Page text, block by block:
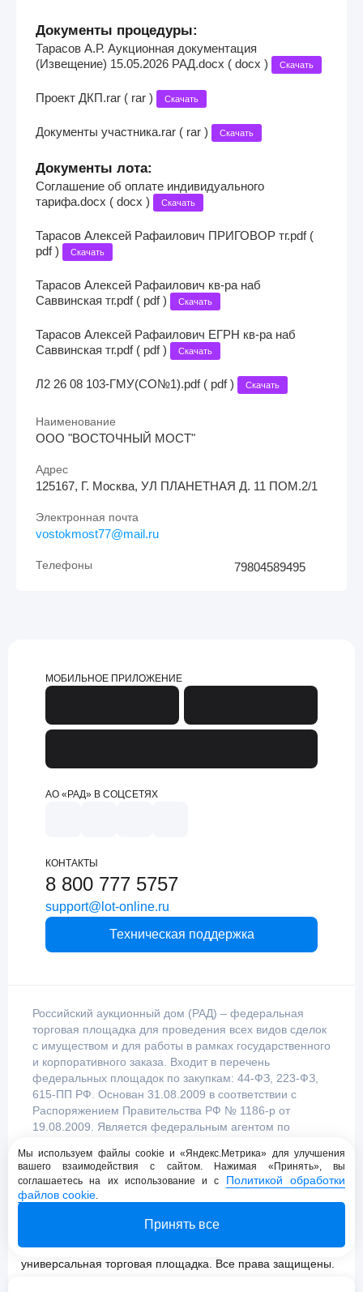
Документы процедуры:
Тарасов А.Р. Аукционная документация
(Извещение) 15.05.2026 РАД.docx ( docx )
Скачать
Проект ДКП.rar ( rar ) Скачать
Документы участника.rar ( rar ) Скачать
Документы лота:
Соглашение об оплате индивидуального
тарифа.docx ( docx )
Скачать
Тарасов Алексей Рафаилович ПРИГОВОР тг.pdf (
pdf )
Скачать
Тарасов Алексей Рафаилович кв-ра наб
Саввинская тг.pdf ( pdf )
Скачать
Тарасов Алексей Рафаилович ЕГРН кв-ра наб
Саввинская тг.pdf ( pdf )
Скачать
Л2 26 08 103-ГМУ(СО№1).pdf ( pdf ) Скачать
Наименование
ООО "ВОСТОЧНЫЙ МОСТ"
Адрес
125167, Г. Москва, УЛ ПЛАНЕТНАЯ Д. 11 ПОМ.2/1
Электронная почта
vostokmost77@mail.ru
Телефоны 79804589495
МОБИЛЬНОЕ ПРИЛОЖЕНИЕ
АО «РАД» В СОЦСЕТЯХ
КОНТАКТЫ
8 800 777 5757
support@lot-online.ru
Техническая поддержка
Российский аукционный дом (РАД) – федеральная
торговая площадка для проведения всех видов сделок
с имуществом и для работы в рамках государственного
и корпоративного заказа. Входит в перечень
федеральных площадок по закупкам: 44-ФЗ, 223-ФЗ,
615-ПП РФ. Основан 31.08.2009 в соответствии с
Распоряжением Правительства РФ № 1186-р от
19.08.2009. Является федеральным агентом по
Правительством Российской Федерации.
Политика конфиденциальности
© 2009 - 2026 АО «Российский аукционный дом»
универсальная торговая площадка. Все права защищены.
Мы используем файлы cookie и «Яндекс.Метрика» для улучшения
вашего взаимодействия с сайтом. Нажимая «Принять», вы
соглашаетесь на их использование и с Политикой обработки
файлов cookie.
Принять все